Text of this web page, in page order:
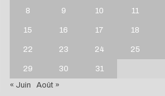
8 9 10 11
15 16 17 18
22 23 24 25
29 30
31
« Juin
Août »